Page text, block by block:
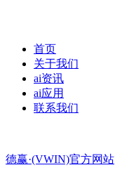
首页
关于我们
ai资讯
ai应用
联系我们
德赢·(VWIN)官方网站